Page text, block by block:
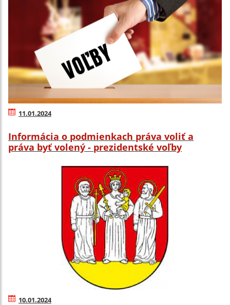
11.01.2024
Informácia o podmienkach práva voliť a
práva byť volený - prezidentské voľby
10.01.2024